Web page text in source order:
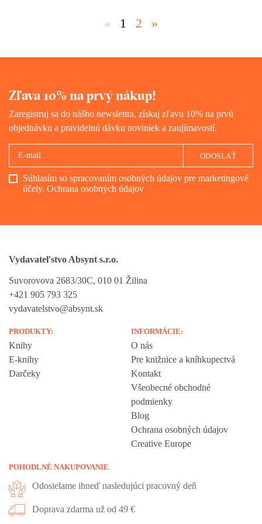
« 1 2 »
Zľava 10% na prvý nákup!
Zaregistruj sa do nášho newslettra, získaj zľavu 10% na prvú
objednávku a pravidelnú dávku noviniek a zaujímavostí.
Súhlasím so spracovaním osobných údajov pre marketingové
účely. Ochrana osobných údajov
ODOSLAŤ
Vydavateľstvo Absynt s.r.o.
Suvorovova 2683/30C, 010 01 Žilina
+421 905 793 325
vydavatelstvo@absynt.sk
PRODUKTY:
Knihy
E-knihy
Darčeky
INFORMÁCIE:
O nás
Pre knižnice a kníhkupectvá
Kontakt
Všeobecné obchodné
podmienky
Blog
Ochrana osobných údajov
Creative Europe
POHODLNÉ NAKUPOVANIE
Odosielame ihneď nasledujúci pracovný deň
Doprava zdarma už od 49 €